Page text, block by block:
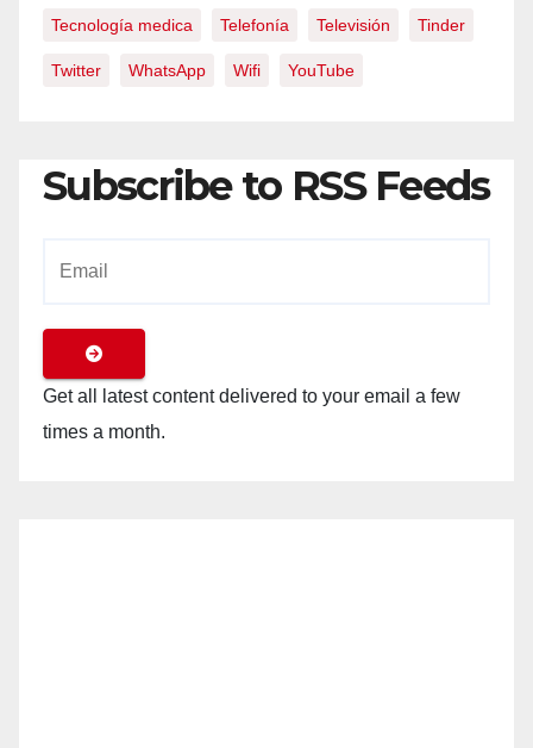
Tecnología medica Telefonía Televisión Tinder
Twitter WhatsApp Wifi YouTube
Subscribe to RSS Feeds
Get all latest content delivered to your email a few
times a month.